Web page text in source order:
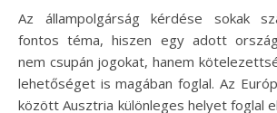
Az állampolgárság kérdése sokak számára különösen
fontos téma, hiszen egy adott ország
nem csupán jogokat, hanem
lehetőséget is magában foglal. Az
között Ausztria különleges helyet foglal